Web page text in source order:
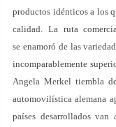
productos idénticos a los
calidad. La ruta
se enamoró de las
incomparablemente
Angela Merkel tiembla
automovilística alemana
países desarrollados